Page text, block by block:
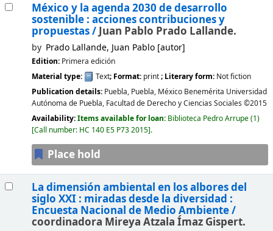
México y la agenda 2030 de desarrollo
sostenible : acciones contribuciones y
propuestas /Juan Pablo Prado Lallande.
by Prado Lallande, Juan Pablo[autor]
Edition: Primera edición
Material type:
Text; Format: print; Literary form: Not fiction
Publication details: Puebla, Puebla, México Benemérita Universidad
Autónoma de Puebla, Facultad de Derecho y Ciencias Sociales ©2015
Availability:Items available for loan: Biblioteca Pedro Arrupe(1)
Call number: HC 140 E5 P73 2015 .
Place hold
La dimensión ambiental en los albores del
siglo XXI : miradas desde la diversidad :
Encuesta Nacional de Medio Ambiente /
coordinadora Mireya Atzala Ímaz Gispert.